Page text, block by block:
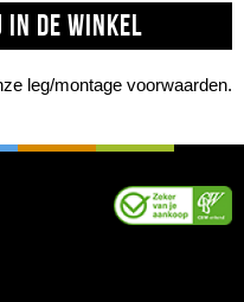
IN DE WINKEL
leg/montage voorwaarden.